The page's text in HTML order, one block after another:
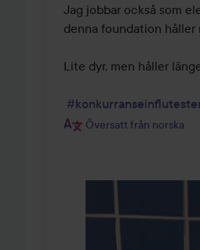
Jag jobbar också som
denna foundation håller
Lite dyr, men håller
Översatt från norska